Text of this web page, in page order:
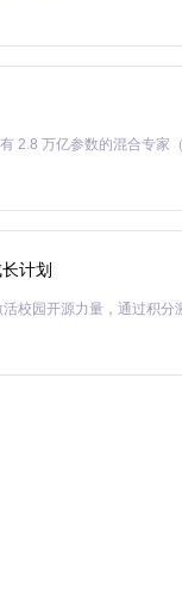
面板，滚动浏览所有
消息中心自动推送昨
，无需手动标记。
进度时，消息中心实
计划